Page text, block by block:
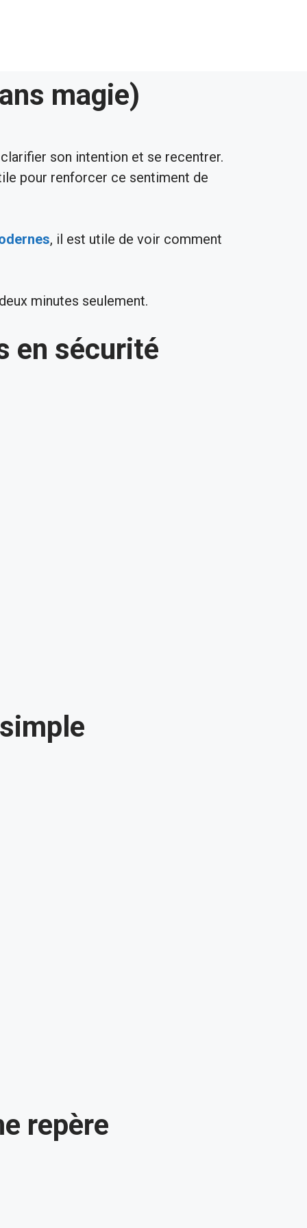
magie)
son intention et se recentrer.
pour renforcer ce sentiment de
, il est utile de voir comment
minutes seulement.
en sécurité
repère